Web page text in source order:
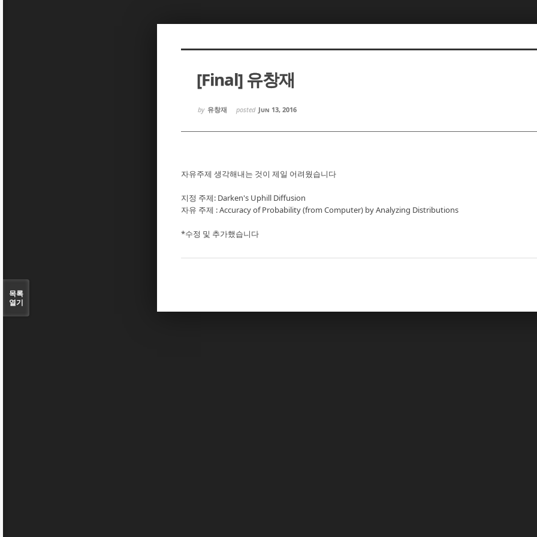
[Final] 유창재
by 유창재 posted Jun 13, 2016
자유주제 생각해내는 것이 제일 어려웠습니다
지정 주제: Darken's Uphill Diffusion
자유 주제 : Accuracy of Probability (from Computer) by Analyzing Distributions
*수정 및 추가했습니다
목록
열기
Sketchbook5, 스케치북5
Sketchbook5, 스케치북5
Sketchbook5, 스케치북5
Sketchbook5, 스케치북5